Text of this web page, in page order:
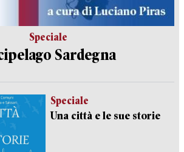
Speciale
Sardegna
Speciale
Una città e le sue storie